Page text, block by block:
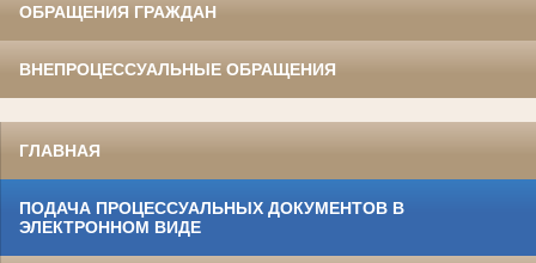
ОБРАЩЕНИЯ ГРАЖДАН
ВНЕПРОЦЕССУАЛЬНЫЕ ОБРАЩЕНИЯ
ГЛАВНАЯ
ПОДАЧА ПРОЦЕССУАЛЬНЫХ ДОКУМЕНТОВ В
ЭЛЕКТРОННОМ ВИДЕ